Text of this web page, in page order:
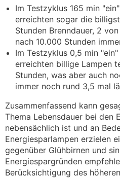
Im Testzyklus 165 min
erreichten sogar die
Stunden Brenndauer, 2
nach 10.000 Stunden
Im Testzyklus 0,5 min
erreichten billige Lampen
Stunden, was aber auch
immer noch rund 3,5 mal
Zusammenfassend kann
Thema Lebensdauer bei den
nebensächlich ist und an
Energiesparlampen erzielen
gegenüber Glühbirnen und
Energiespargründen
Berücksichtigung des